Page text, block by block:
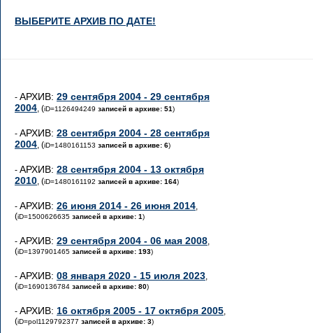
ВЫБЕРИТЕ АРХИВ ПО ДАТЕ!
- АРХИВ: 29 сентября 2004 - 29 сентября
2004, (iD=1126494249 записей в архиве: 51)
- АРХИВ: 28 сентября 2004 - 28 сентября
2004, (iD=1480161153 записей в архиве: 6)
- АРХИВ: 28 сентября 2004 - 13 октября
2010, (iD=1480161192 записей в архиве: 164)
- АРХИВ: 26 июня 2014 - 26 июня 2014,
(iD=1500626635 записей в архиве: 1)
- АРХИВ: 29 сентября 2004 - 06 мая 2008,
(iD=1397901465 записей в архиве: 193)
- АРХИВ: 08 января 2020 - 15 июля 2023,
(iD=1690136784 записей в архиве: 80)
- АРХИВ: 16 октября 2005 - 17 октября 2005,
(iD=pol1129792377 записей в архиве: 3)